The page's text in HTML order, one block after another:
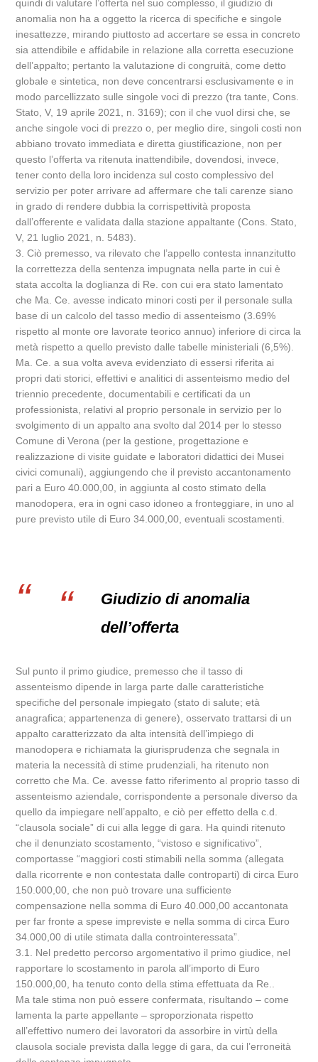
quindi di valutare l’offerta nel suo complesso, il giudizio di
anomalia non ha a oggetto la ricerca di specifiche e singole
inesattezze, mirando piuttosto ad accertare se essa in concreto
sia attendibile e affidabile in relazione alla corretta esecuzione
dell’appalto; pertanto la valutazione di congruità, come detto
globale e sintetica, non deve concentrarsi esclusivamente e in
modo parcellizzato sulle singole voci di prezzo (tra tante, Cons.
Stato, V, 19 aprile 2021, n. 3169); con il che vuol dirsi che, se
anche singole voci di prezzo o, per meglio dire, singoli costi non
abbiano trovato immediata e diretta giustificazione, non per
questo l’offerta va ritenuta inattendibile, dovendosi, invece,
tener conto della loro incidenza sul costo complessivo del
servizio per poter arrivare ad affermare che tali carenze siano
in grado di rendere dubbia la corrispettività proposta
dall’offerente e validata dalla stazione appaltante (Cons. Stato,
V, 21 luglio 2021, n. 5483).
3. Ciò premesso, va rilevato che l’appello contesta innanzitutto
la correttezza della sentenza impugnata nella parte in cui è
stata accolta la doglianza di Re. con cui era stato lamentato
che Ma. Ce. avesse indicato minori costi per il personale sulla
base di un calcolo del tasso medio di assenteismo (3.69%
rispetto al monte ore lavorate teorico annuo) inferiore di circa la
metà rispetto a quello previsto dalle tabelle ministeriali (6,5%).
Ma. Ce. a sua volta aveva evidenziato di essersi riferita ai
propri dati storici, effettivi e analitici di assenteismo medio del
triennio precedente, documentabili e certificati da un
professionista, relativi al proprio personale in servizio per lo
svolgimento di un appalto ana svolto dal 2014 per lo stesso
Comune di Verona (per la gestione, progettazione e
realizzazione di visite guidate e laboratori didattici dei Musei
civici comunali), aggiungendo che il previsto accantonamento
pari a Euro 40.000,00, in aggiunta al costo stimato della
manodopera, era in ogni caso idoneo a fronteggiare, in uno al
pure previsto utile di Euro 34.000,00, eventuali scostamenti.
Giudizio di anomalia
dell’offerta
Sul punto il primo giudice, premesso che il tasso di
assenteismo dipende in larga parte dalle caratteristiche
specifiche del personale impiegato (stato di salute; età
anagrafica; appartenenza di genere), osservato trattarsi di un
appalto caratterizzato da alta intensità dell’impiego di
manodopera e richiamata la giurisprudenza che segnala in
materia la necessità di stime prudenziali, ha ritenuto non
corretto che Ma. Ce. avesse fatto riferimento al proprio tasso di
assenteismo aziendale, corrispondente a personale diverso da
quello da impiegare nell’appalto, e ciò per effetto della c.d.
“clausola sociale” di cui alla legge di gara. Ha quindi ritenuto
che il denunziato scostamento, “vistoso e significativo”,
comportasse “maggiori costi stimabili nella somma (allegata
dalla ricorrente e non contestata dalle controparti) di circa Euro
150.000,00, che non può trovare una sufficiente
compensazione nella somma di Euro 40.000,00 accantonata
per far fronte a spese impreviste e nella somma di circa Euro
34.000,00 di utile stimata dalla controinteressata”.
3.1. Nel predetto percorso argomentativo il primo giudice, nel
rapportare lo scostamento in parola all’importo di Euro
150.000,00, ha tenuto conto della stima effettuata da Re..
Ma tale stima non può essere confermata, risultando – come
lamenta la parte appellante – sproporzionata rispetto
all’effettivo numero dei lavoratori da assorbire in virtù della
clausola sociale prevista dalla legge di gara, da cui l’erroneità